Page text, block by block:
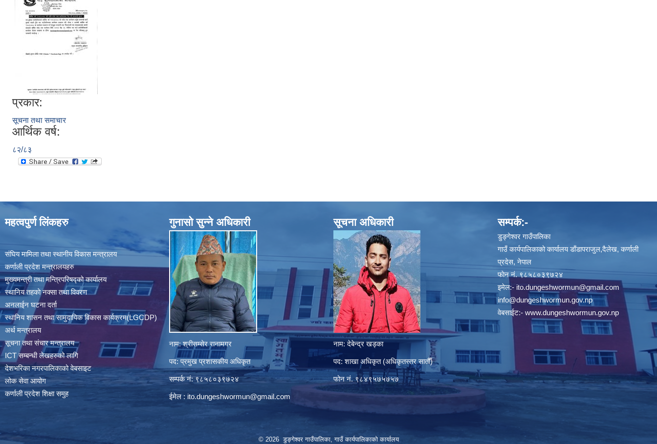
प्रकार:
सूचना तथा समाचार
आर्थिक वर्ष:
८२/८३
महत्वपुर्ण लिंकहरु
संघिय मामिला तथा स्थानीय विकास मन्त्रालय
कर्णाली प्रदेश मन्त्रालयहरु
मुख्यमन्त्री तथा मन्त्रिपरिषद्को कार्यालय
स्थानिय तहकाे नक्सा तथा विवरण
अनलाईन घटना दर्ता
स्थानिय शासन तथा सामुदायिक विकास कार्यक्रम(LGCDP)
अर्थ मन्त्रालय
सूचना तथा संचार मन्त्रालय
ICT सम्बन्धी लेखहरुको लागि
देशभरिका नगरपालिकाको वेबसाइट
लोक सेवा आयोग
कर्णाली प्रदेश शिक्षा समुह
गुनासाे सुन्ने अधिकारी
नाम: श्रीसम्सेर रानामगर
पद: प्रमुख प्रशासकीय अधिकृत
सम्पर्क नं: ९८५८०३९७२४
ईमेल : ito.dungeshwormun@gmail.com
सूचना अधिकारी
नाम: देबेन्द्र खड्का
पद: शाखा अधिकृत (अधिकृतस्तर सातौँ)
फोन नं. ९८४९५७५७५७
सम्पर्क:-
डुङ्गेश्वर गाउँपालिका
गाउँ कार्यपालिकाको कार्यालय डाँडापराजुल,दैलेख, कर्णाली
प्रदेस, नेपाल
फाेन नं. ९८५८०३९७२४
इमेल:- ito.dungeshwormun@gmail.com
info@dungeshwormun.gov.np
वेबसाईट:- www.dungeshwormun.gov.np
© 2026 डुङ्गेश्वर गाउँपालिका, गाउँ कार्यपालिकाको कार्यालय